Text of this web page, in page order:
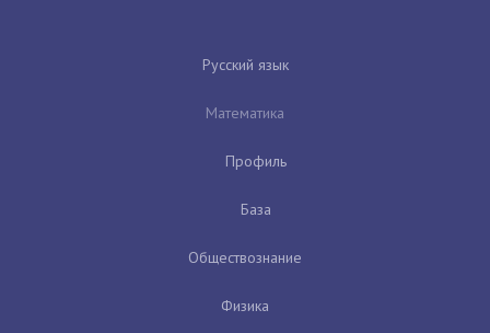
Русский язык
Математика
Профиль
База
Обществознание
Физика